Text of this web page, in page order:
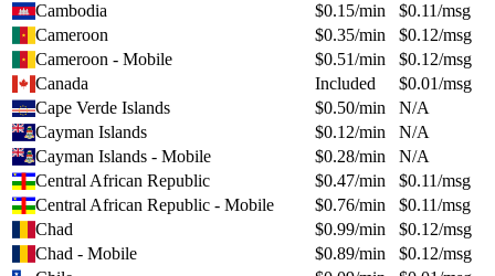
Cambodia
$0.15/min $0.11/msg
Cameroon
$0.35/min $0.12/msg
Cameroon - Mobile
$0.51/min $0.12/msg
Canada
Included $0.01/msg
Cape Verde Islands
$0.50/min
N/A
Cayman Islands
$0.12/min
N/A
Cayman Islands - Mobile
$0.28/min
N/A
Central African Republic
$0.47/min $0.11/msg
Central African Republic - Mobile
$0.76/min $0.11/msg
Chad
$0.99/min $0.12/msg
Chad - Mobile
$0.89/min $0.12/msg